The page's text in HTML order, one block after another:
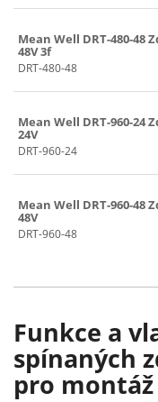
Mean Well DRT-480-48
48V 3f
DRT-480-48
Mean Well DRT-960-24
24V
DRT-960-24
Mean Well DRT-960-48
48V
DRT-960-48
Funkce a
spínaných
pro